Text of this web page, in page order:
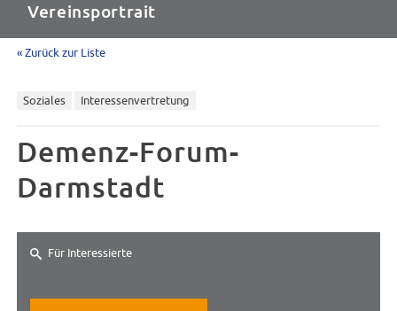
Vereinsportrait
« Zurück zur Liste
Soziales Interessenvertretung
Demenz-Forum-
Darmstadt
Für Interessierte